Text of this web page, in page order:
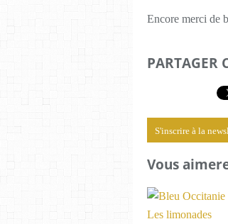
Encore merci de
PARTAGER
S'inscrire à la
Vous